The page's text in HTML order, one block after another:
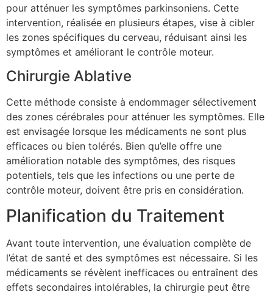
pour atténuer les symptômes parkinsoniens. Cette
intervention, réalisée en plusieurs étapes, vise à cibler
les zones spécifiques du cerveau, réduisant ainsi les
symptômes et améliorant le contrôle moteur.
Chirurgie Ablative
Cette méthode consiste à endommager sélectivement
des zones cérébrales pour atténuer les symptômes. Elle
est envisagée lorsque les médicaments ne sont plus
efficaces ou bien tolérés. Bien qu’elle offre une
amélioration notable des symptômes, des risques
potentiels, tels que les infections ou une perte de
contrôle moteur, doivent être pris en considération.
Planification du Traitement
Avant toute intervention, une évaluation complète de
l’état de santé et des symptômes est nécessaire. Si les
médicaments se révèlent inefficaces ou entraînent des
effets secondaires intolérables, la chirurgie peut être